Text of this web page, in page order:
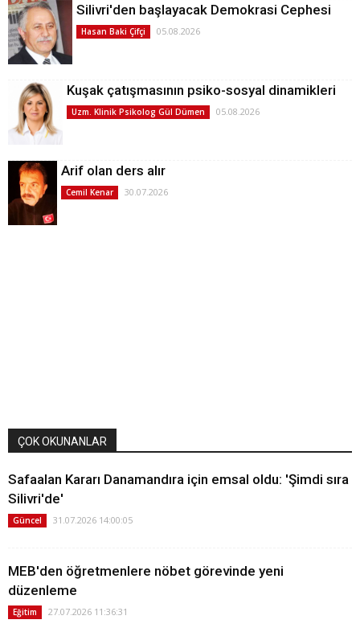
Silivri'den başlayacak Demokrasi Cephesi
Hasan Baki Çifçi 05.08.2026
Kuşak çatışmasının psiko-sosyal dinamikleri
Uzm. Klinik Psikolog Gül Dümen 05.08.2026
Arif olan ders alır
Cemil Kenar 30.07.2026
ÇOK OKUNANLAR
Safaalan Kararı Danamandıra için emsal oldu: 'Şimdi sıra
Silivri'de'
Güncel 31.07.2026 14:00:05
MEB'den öğretmenlere nöbet görevinde yeni
düzenleme
Eğitim 27.07.2026 11:36:31